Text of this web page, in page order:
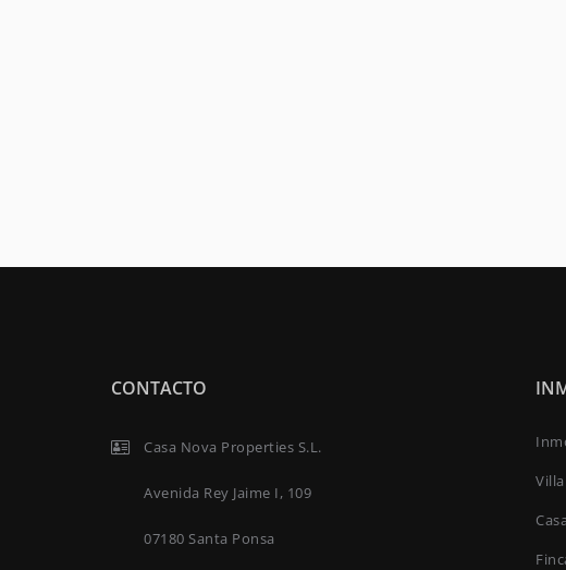
CONTACTO
Casa Nova Properties S.L.
Avenida Rey Jaime I, 109
07180 Santa Ponsa
Casa